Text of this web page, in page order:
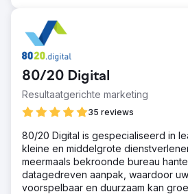
80/20 Digital
Resultaatgerichte marketing
35 reviews
80/20 Digital is gespecialiseerd in
kleine en middelgrote
meermaals bekroonde bureau
datagedreven aanpak, waardoor
voorspelbaar en duurzaam kan